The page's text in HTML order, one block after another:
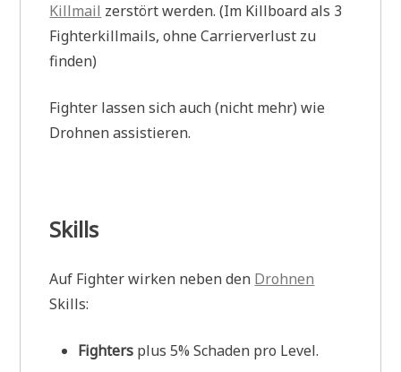
Killmail zerstört werden. (Im Killboard als 3
Fighterkillmails, ohne Carrierverlust zu
finden)
Fighter lassen sich auch (nicht mehr) wie
Drohnen assistieren.
Skills
Auf Fighter wirken neben den Drohnen
Skills:
Fighters plus 5% Schaden pro Level.